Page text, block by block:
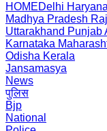
HOMEDelhi Haryana
Madhya Pradesh
Uttarakhand Punjab
Karnataka
Odisha Kerala
Jansamasya
News
पुलिस
Bjp
National